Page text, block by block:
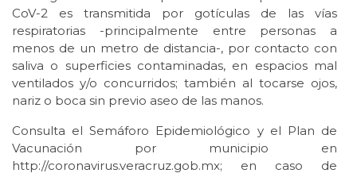
CoV-2 es transmitida por gotículas de las vías
respiratorias -principalmente entre personas a
menos de un metro de distancia-, por contacto con
saliva o superficies contaminadas, en espacios mal
ventilados y/o concurridos; también al tocarse ojos,
nariz o boca sin previo aseo de las manos.
Consulta el Semáforo Epidemiológico y el Plan de
Vacunación por municipio en
http://coronavirus.veracruz.gob.mx; en caso de